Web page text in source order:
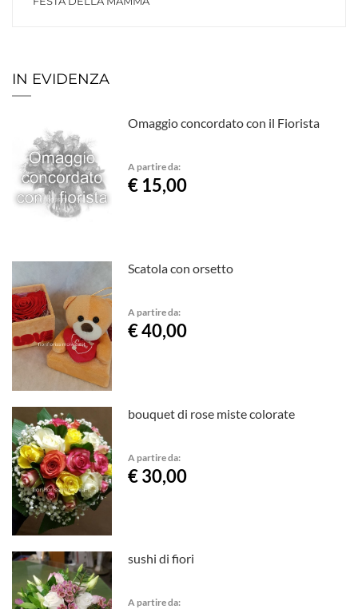
IN EVIDENZA
Omaggio concordato con il Fiorista
A partire da:
€ 15,00
Scatola con orsetto
A partire da:
€ 40,00
bouquet di rose miste colorate
A partire da:
€ 30,00
sushi di fiori
A partire da: